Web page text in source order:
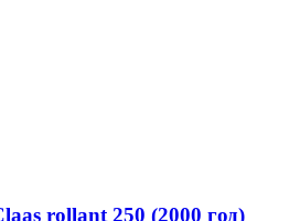
rollant 250 (2000 год)